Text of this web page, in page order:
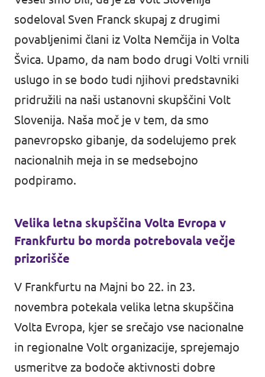
sodeloval Sven Franck skupaj z drugimi
povabljenimi člani iz Volta Nemčija in Volta
Švica. Upamo, da nam bodo drugi Volti vrnili
uslugo in se bodo tudi njihovi predstavniki
pridružili na naši ustanovni skupščini Volt
Slovenija. Naša moč je v tem, da smo
panevropsko gibanje, da sodelujemo prek
nacionalnih meja in se medsebojno
podpiramo.
Velika letna skupščina Volta Evropa v
Frankfurtu bo morda potrebovala večje
prizorišče
V Frankfurtu na Majni bo 22. in 23.
novembra potekala velika letna skupščina
Volta Evropa , kjer se srečajo vse nacionalne
in regionalne Volt organizacije, sprejemajo
usmeritve za bodoče aktivnosti dobre